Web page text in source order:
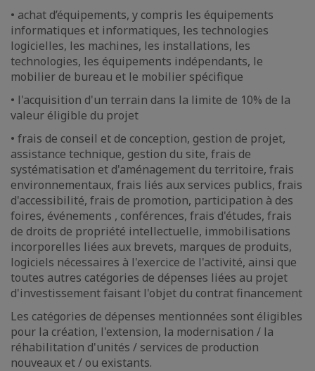
• achat d’équipements, y compris les équipements
informatiques et informatiques, les technologies
logicielles, les machines, les installations, les
technologies, les équipements indépendants, le
mobilier de bureau et le mobilier spécifique
• l'acquisition d'un terrain dans la limite de 10% de la
valeur éligible du projet
• frais de conseil et de conception, gestion de projet,
assistance technique, gestion du site, frais de
systématisation et d'aménagement du territoire, frais
environnementaux, frais liés aux services publics, frais
d'accessibilité, frais de promotion, participation à des
foires, événements , conférences, frais d'études, frais
de droits de propriété intellectuelle, immobilisations
incorporelles liées aux brevets, marques de produits,
logiciels nécessaires à l'exercice de l'activité, ainsi que
toutes autres catégories de dépenses liées au projet
d'investissement faisant l'objet du contrat financement
Les catégories de dépenses mentionnées sont éligibles
pour la création, l'extension, la modernisation / la
réhabilitation d'unités / services de production
nouveaux et / ou existants.